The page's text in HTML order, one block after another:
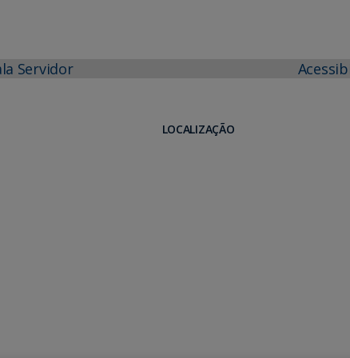
Servidor
LOCALIZAÇÃO